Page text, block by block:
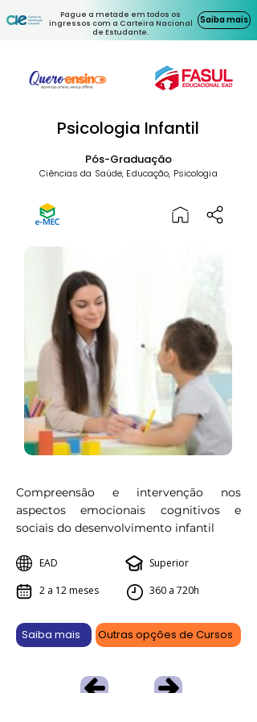
Pague a metade em todos os
ingressos com a Carteira Nacional
de Estudante.
Saiba mais
Psicologia Infantil
Pós-Graduação
Ciências da Saúde, Educação, Psicologia
Compreensão e intervenção nos
aspectos emocionais cognitivos e
sociais do desenvolvimento infantil
EAD
2 a 12 meses
Superior
360 a 720h
Saiba mais Outras opções de Cursos